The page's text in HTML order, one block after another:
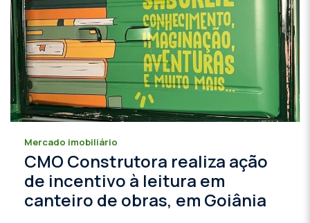
Mercado imobiliário
CMO Construtora realiza ação
de incentivo à leitura em
canteiro de obras, em Goiânia